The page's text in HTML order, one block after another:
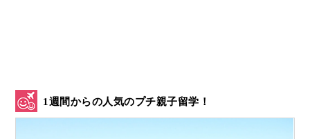
1週間からの人気のプチ親子留学！